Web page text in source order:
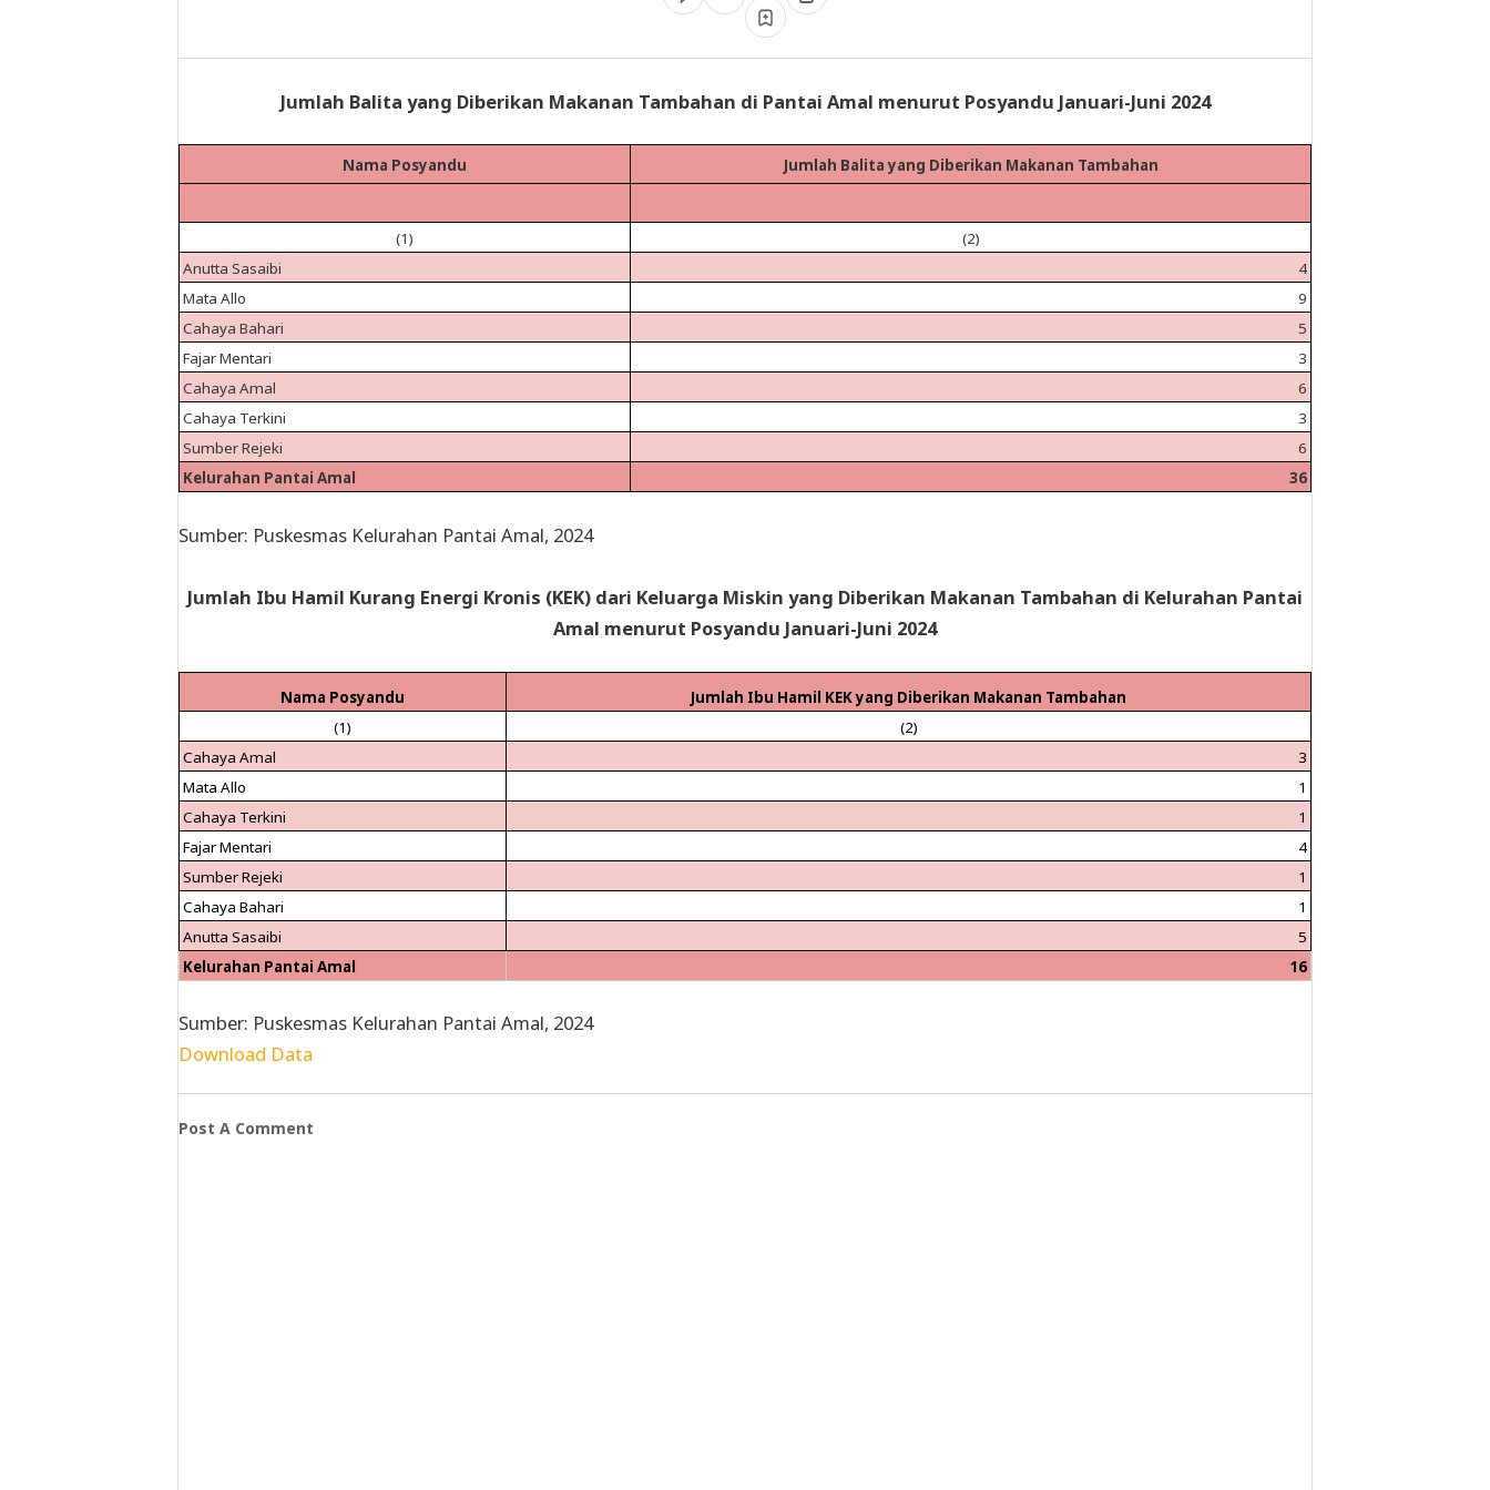
Jumlah Balita yang Diberikan Makanan Tambahan di Pantai Amal menurut Posyandu Januari-Juni 2024
Nama Posyandu Jumlah Balita yang Diberikan Makanan Tambahan
(1)
(2)
Anutta Sasaibi
4
Mata Allo
9
Cahaya Bahari
5
Fajar Mentari
3
Cahaya Amal
6
Cahaya Terkini
3
Sumber Rejeki
6
Kelurahan Pantai Amal
36
Sumber: Puskesmas Kelurahan Pantai Amal, 2024
Jumlah Ibu Hamil Kurang Energi Kronis (KEK) dari Keluarga Miskin yang Diberikan Makanan Tambahan di Kelurahan Pantai
Amal menurut Posyandu Januari-Juni 2024
Nama Posyandu
Jumlah Ibu Hamil KEK yang Diberikan Makanan Tambahan
(1)
(2)
Cahaya Amal
3
Mata Allo
1
Cahaya Terkini
1
Fajar Mentari
4
Sumber Rejeki
1
Cahaya Bahari
1
Anutta Sasaibi
5
Kelurahan Pantai Amal
16
Sumber: Puskesmas Kelurahan Pantai Amal, 2024
Download Data
Post A Comment